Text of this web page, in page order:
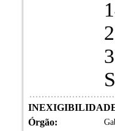
INEXIGIBILIDADE
Órgão: